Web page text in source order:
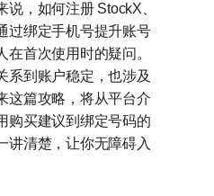
，如何注册 StockX、
过绑定手机号提升账号
首次使用时的疑问。
系到账户稳定，也涉及
这篇攻略，将从平台介
购买建议到绑定号码的
讲清楚，让你无障碍入